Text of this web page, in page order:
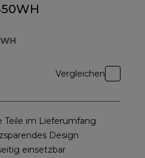
Vergleichen
Teile im Lieferumfang
Design
einsetzbar